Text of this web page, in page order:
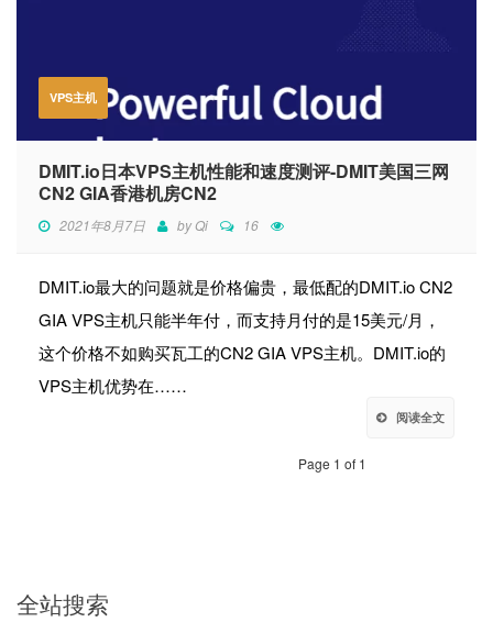
VPS主机
DMIT.io日本VPS主机性能和速度测评-DMIT美国三网
CN2 GIA香港机房CN2
2021年8月7日 byQi 16
DMIT.io最大的问题就是价格偏贵，最低配的DMIT.io CN2
GIA VPS主机只能半年付，而支持月付的是15美元/月，
这个价格不如购买瓦工的CN2 GIA VPS主机。DMIT.io的
VPS主机优势在……
阅读全文
Page 1 of 1
全站搜索